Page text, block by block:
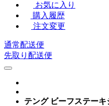
お気に入り
購入履歴
注文変更
通常配送便
先取り配送便
テング ビーフステーキ